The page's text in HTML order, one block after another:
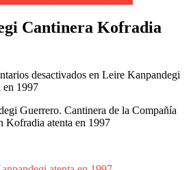
Cantinera Kofradia
desactivados en Leire Kanpandegi
en 1997
Guerrero. Cantinera de la Compañía
Kofradia atenta en 1997